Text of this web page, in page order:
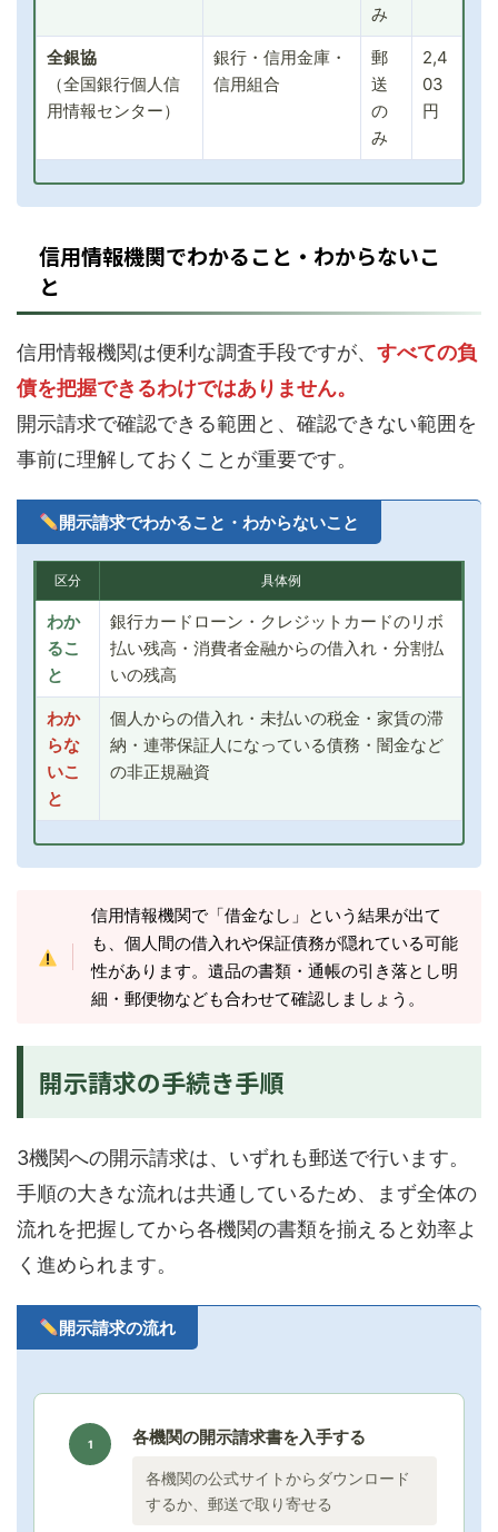
み
全銀協
（全国銀行個人信
用情報センター）
銀行・信用金庫・
信用組合
郵
送
の
み
2,4
03
円
信用情報機関でわかること・わからないこ
と
信用情報機関は便利な調査手段ですが、 すべての負
債を把握できるわけではありません。
開示請求で確認できる範囲と、確認できない範囲を
事前に理解しておくことが重要です。
開示請求でわかること・わからないこと
区分 具体例
わか
るこ
と
銀行カードローン・クレジットカードのリボ
払い残高・消費者金融からの借入れ・分割払
いの残高
わか
らな
いこ
と
個人からの借入れ・未払いの税金・家賃の滞
納・連帯保証人になっている債務・闇金など
の非正規融資
信用情報機関で「借金なし」という結果が出て
も、個人間の借入れや保証債務が隠れている可能
性があります。遺品の書類・通帳の引き落とし明
細・郵便物なども合わせて確認しましょう。
開示請求の手続き手順
3機関への開示請求は、いずれも郵送で行います。
手順の大きな流れは共通しているため、まず全体の
流れを把握してから各機関の書類を揃えると効率よ
く進められます。
開示請求の流れ
1 各機関の開示請求書を入手する
各機関の公式サイトからダウンロード
するか、郵送で取り寄せる